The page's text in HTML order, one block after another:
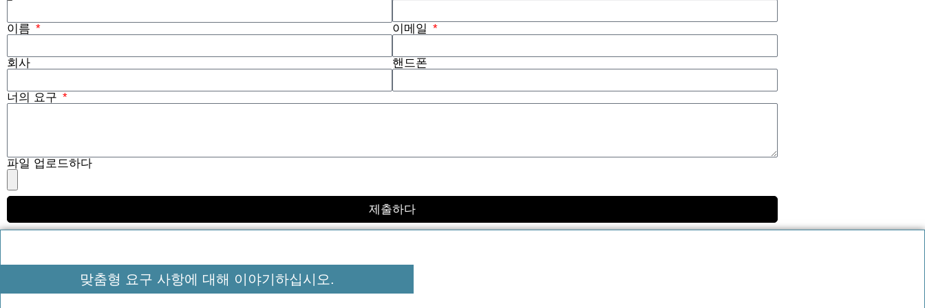
이름 이메일
회사 핸드폰
너의 요구
파일 업로드하다
제출하다
맞춤형 요구 사항에 대해 이야기하십시오.